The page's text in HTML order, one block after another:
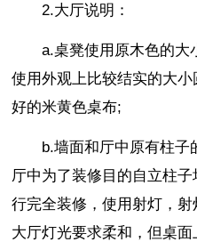
2.大厅说明：
a.桌凳使用原木色的大
使用外观上比较结实的大
好的米黄色桌布;
b.墙面和厅中原有柱子
厅中为了装修目的自立柱
行完全装修，使用射灯，射
大厅灯光要求柔和，但桌